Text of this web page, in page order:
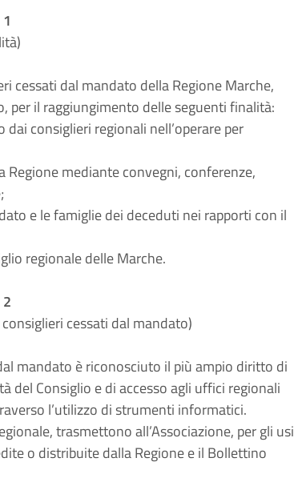
cessati dal mandato della Regione Marche,
per il raggiungimento delle seguenti finalità:
consiglieri regionali nell’operare per
mediante convegni, conferenze,
e le famiglie dei deceduti nei rapporti con il
regionale delle Marche.
cessati dal mandato)
mandato è riconosciuto il più ampio diritto di
del Consiglio e di accesso agli uffici regionali
l’utilizzo di strumenti informatici.
trasmettono all’Associazione, per gli usi
o distribuite dalla Regione e il Bollettino